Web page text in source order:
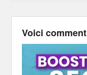
Voici